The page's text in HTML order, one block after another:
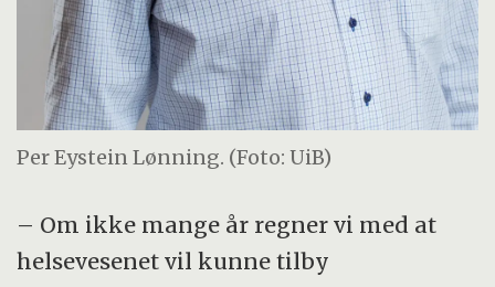
Per Eystein Lønning. (Foto: UiB)
– Om ikke mange år regner vi med at
helsevesenet vil kunne tilby